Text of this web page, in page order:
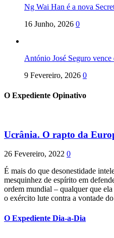
Ng Wai Han é a nova
16 Junho, 2026 0
António José Seguro
9 Fevereiro, 2026 0
O Expediente Opinativo
Ucrânia. O rapto da
26 Fevereiro, 2022 0
É mais do que desonestidade
mesquinhez de espírito em
ordem mundial – qualquer que
o exército lute contra a vontade
O Expediente Dia-a-Dia